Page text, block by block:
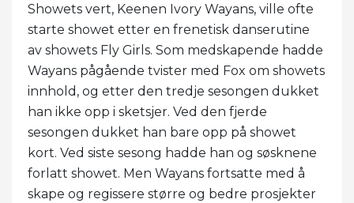
Showets vert, Keenen Ivory Wayans, ville ofte
starte showet etter en frenetisk danserutine
av showets Fly Girls. Som medskapende hadde
Wayans pågående tvister med Fox om showets
innhold, og etter den tredje sesongen dukket
han ikke opp i sketsjer. Ved den fjerde
sesongen dukket han bare opp på showet
kort. Ved siste sesong hadde han og søsknene
forlatt showet. Men Wayans fortsatte med å
skape og regissere større og bedre prosjekter